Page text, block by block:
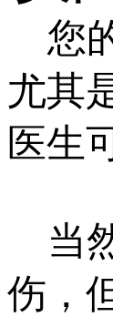
您
尤其
医生
当
伤，